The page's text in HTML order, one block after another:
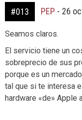
#013 PEP - 26
Seamos claros.
El servicio tiene un
sobreprecio de sus
porque es un
tal que si te interesa
hardware «de» Apple